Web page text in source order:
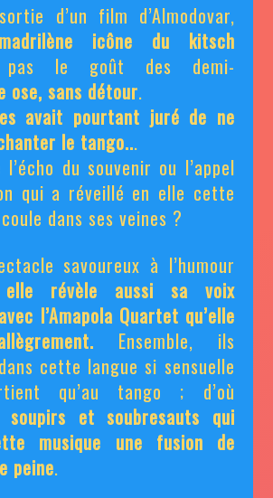
d’un film d’Almodovar,
icône du kitsch
le goût des demi-
ose, sans détour.
avait pourtant juré de ne
le tango...
du souvenir ou l’appel
qui a réveillé en elle cette
dans ses veines ?
savoureux à l’humour
elle révèle aussi sa voix
l’Amapola Quartet qu’elle
Ensemble, ils
cette langue si sensuelle
qu’au tango ; d’où
soupirs et soubresauts qui
musique une fusion de
peine.